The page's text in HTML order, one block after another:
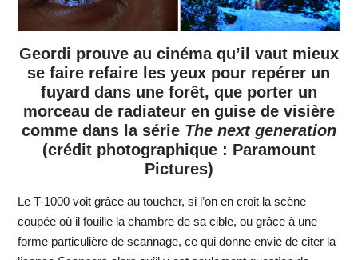
Geordi prouve au cinéma qu’il vaut mieux
se faire refaire les yeux pour repérer un
fuyard dans une forêt, que porter un
morceau de radiateur en guise de visière
comme dans la série The next generation
(crédit photographique : Paramount
Pictures)
Le T-1000 voit grâce au toucher, si l’on en croit la scène
coupée où il fouille la chambre de sa cible, ou grâce à une
forme particulière de scannage, ce qui donne envie de citer la